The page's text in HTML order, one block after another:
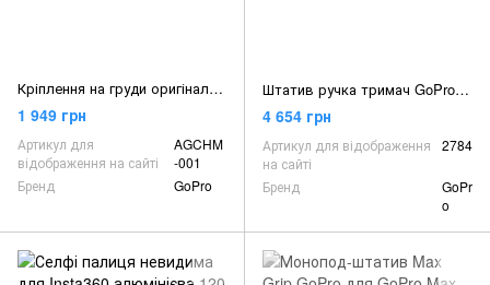
Кріплення на груди оригінал GoPro Chesty (AGCHM-001)
1 949 грн
Артикул для
відображення на сайті
AGCHM
-001
Бренд
GoPro
Штатив ручка тримач GoPro 3-Way 2.0 AFAEM-002
4 654 грн
Артикул для відображення
на сайті
2784
Бренд
GoPr
o